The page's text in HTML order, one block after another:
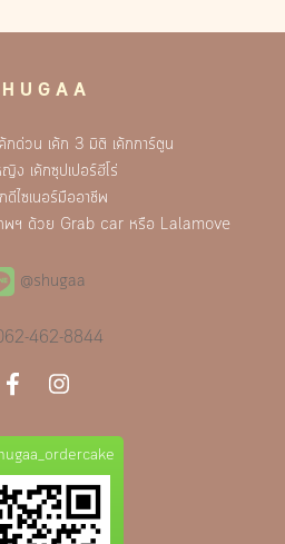
U G A A
กด่วน เค้ก 3 มิติ เค้กการ์ตูน
ญิง เค้กซุปเปอร์ฮีโร่
ดีไซเนอร์มืออาชีพ
พฯ ด้วย Grab car หรือ Lalamove
@shugaa
462-8844